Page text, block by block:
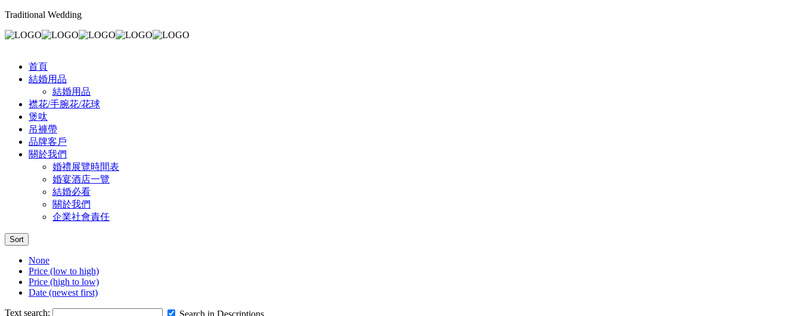
Traditional Wedding
首頁
結婚用品
結婚用品
襟花/手腕花/花球
煲呔
吊褲帶
品牌客戶
關於我們
婚禮展覽時間表
婚宴酒店一覽
結婚必看
關於我們
企業社會責任
Sort
None
Price (low to high)
Price (high to low)
Date (newest first)
Text search:
Search in Descriptions